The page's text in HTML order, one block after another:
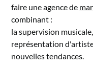
faire une agence de
combinant :
la supervision
représentation
nouvelles tendances.